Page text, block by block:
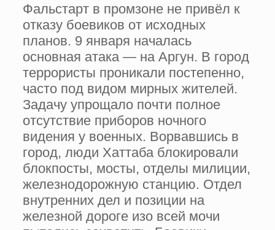
Фальстарт в промзоне не привёл к
отказу боевиков от исходных
планов. 9 января началась
основная атака — на Аргун. В город
террористы проникали постепенно,
часто под видом мирных жителей.
Задачу упрощало почти полное
отсутствие приборов ночного
видения у военных. Ворвавшись в
город, люди Хаттаба блокировали
блокпосты, мосты, отделы милиции,
железнодорожную станцию. Отдел
внутренних дел и позиции на
железной дороге изо всей мочи